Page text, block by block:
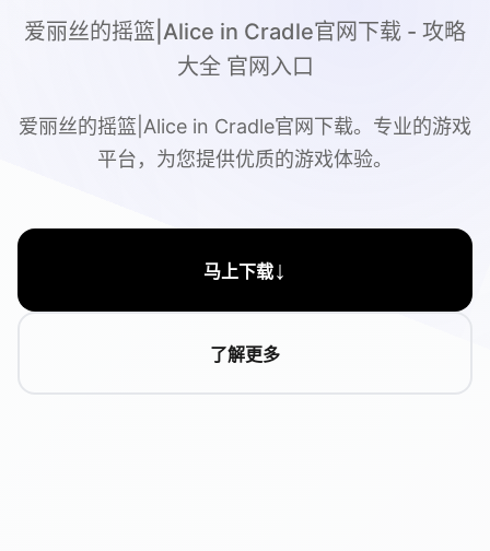
爱丽丝的摇篮|Alice in Cradle官网下载 - 攻略
大全 官网入口
爱丽丝的摇篮|Alice in Cradle官网下载。专业的游戏
平台，为您提供优质的游戏体验。
马上下载↓
了解更多